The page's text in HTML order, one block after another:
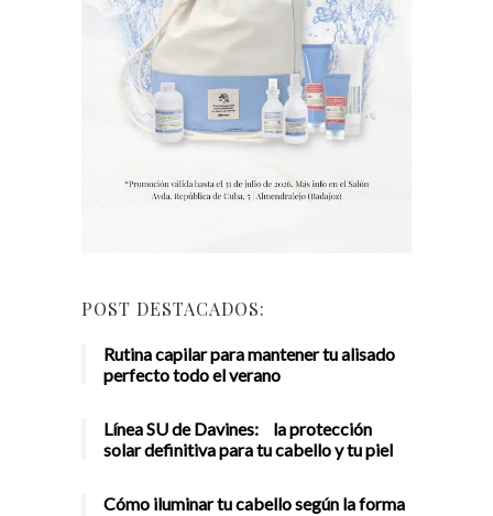
POST DESTACADOS:
Rutina capilar para mantener tu alisado
perfecto todo el verano
Línea SU de Davines: la protección
solar definitiva para tu cabello y tu piel
Cómo iluminar tu cabello según la forma